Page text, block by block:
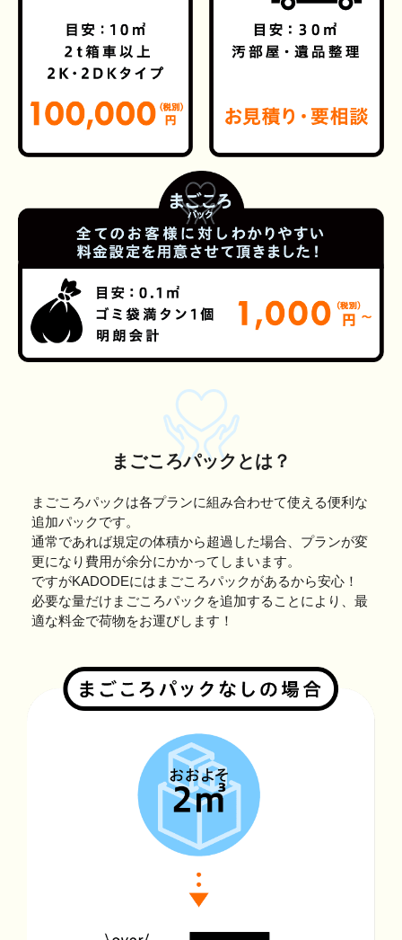
まごころパックとは？
まごころパックは各プランに組み合わせて使える便利な
追加パックです。
通常であれば規定の体積から超過した場合、プランが変
更になり費用が余分にかかってしまいます。
ですがKADODEにはまごころパックがあるから安心！
必要な量だけまごころパックを追加することにより、最
適な料金で荷物をお運びします！